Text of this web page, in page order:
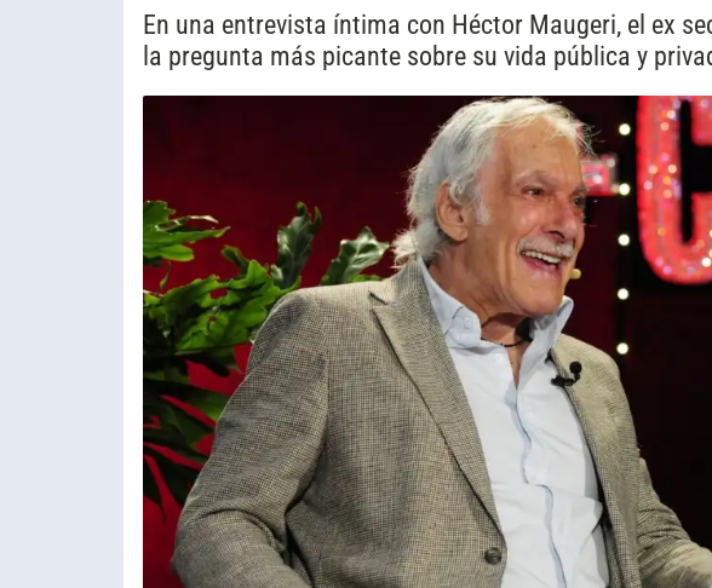
En una entrevista íntima con Héctor Maugeri, el ex
la pregunta más picante sobre su vida pública y